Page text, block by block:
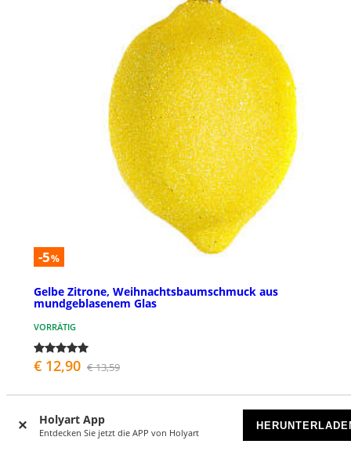
Holyart App
Entdecken Sie jetzt die APP von Holyart
-5%
Gelbe Zitrone, Weihnachtsbaumschmuck aus
mundgeblasenem Glas
VORRÄTIG
€ 12,90 € 13,59